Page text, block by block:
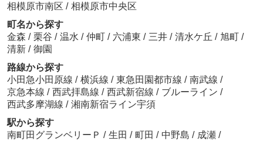
相模原市南区 / 相模原市中央区
町名から探す
金森 / 栗谷 / 温水 / 仲町 / 六浦東 / 三井 / 清水ケ丘 / 旭町 /
清新 / 御園
路線から探す
小田急小田原線 / 横浜線 / 東急田園都市線 / 南武線 /
京急本線 / 西武拝島線 / 西武新宿線 / ブルーライン /
西武多摩湖線 / 湘南新宿ライン宇須
駅から探す
南町田グランベリーＰ / 生田 / 町田 / 中野島 / 成瀬 /